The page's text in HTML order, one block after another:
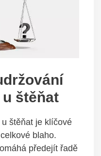
štěňat
štěňat je klíčové
blaho.
předejít řadě